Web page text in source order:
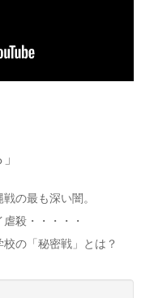
の最も深い闇。
殺・・・・・
の「秘密戦」とは？